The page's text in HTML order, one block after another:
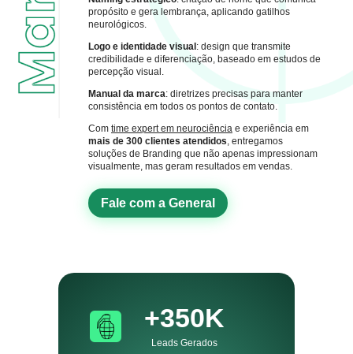
propósito e gera lembrança, aplicando gatilhos
neurológicos.
Logo e identidade visual : design que transmite
credibilidade e diferenciação, baseado em estudos de
percepção visual.
Manual da marca: diretrizes precisas para manter
consistência em todos os pontos de contato.
Com time expert em neurociência e experiência em
mais de 300 clientes atendidos, entregamos
soluções de Branding que não apenas impressionam
visualmente, mas geram resultados em vendas.
Fale com a General
+350K
Leads Gerados